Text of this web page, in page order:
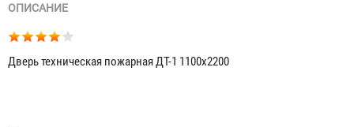
ОПИСАНИЕ
Дверь техническая пожарная ДТ-1 1100х2200